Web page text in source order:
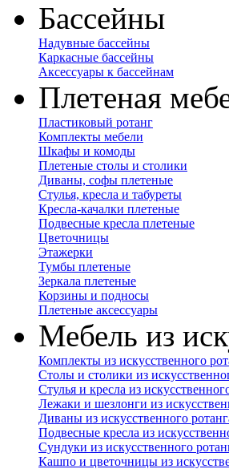
Бассейны
Надувные бассейны
Каркасные бассейны
Аксессуары к бассейнам
Плетеная
Пластиковый ротанг
Комплекты мебели
Шкафы и комоды
Плетеные столы и столики
Диваны, софы плетеные
Стулья, кресла и табуреты
Кресла-качалки плетеные
Подвесные кресла плетеные
Цветочницы
Этажерки
Тумбы плетеные
Зеркала плетеные
Корзины и подносы
Плетеные аксессуары
Мебель из
Комплекты из искусственного
Столы и столики из
Стулья и кресла из
Лежаки и шезлонги из
Диваны из искусственного
Подвесные кресла из
Сундуки из искусственного
Кашпо и цветочницы из